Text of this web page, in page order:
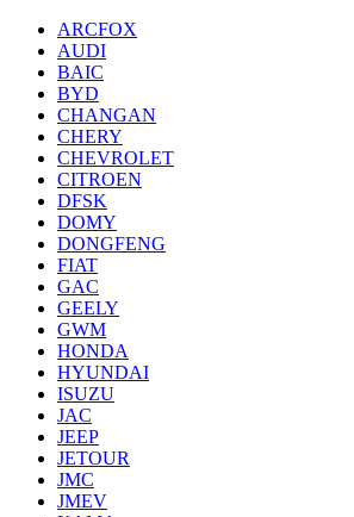
ARCFOX
AUDI
BAIC
BYD
CHANGAN
CHERY
CHEVROLET
CITROEN
DFSK
DOMY
DONGFENG
FIAT
GAC
GEELY
GWM
HONDA
HYUNDAI
ISUZU
JAC
JEEP
JETOUR
JMC
JMEV